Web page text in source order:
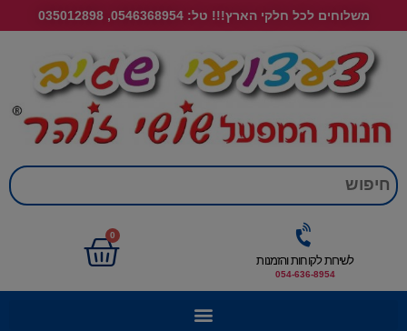
משלוחים לכל חלקי הארץ!!! טל: 0546368954, 035012898
לשירות לקוחות והזמנות
054-636-8954
0